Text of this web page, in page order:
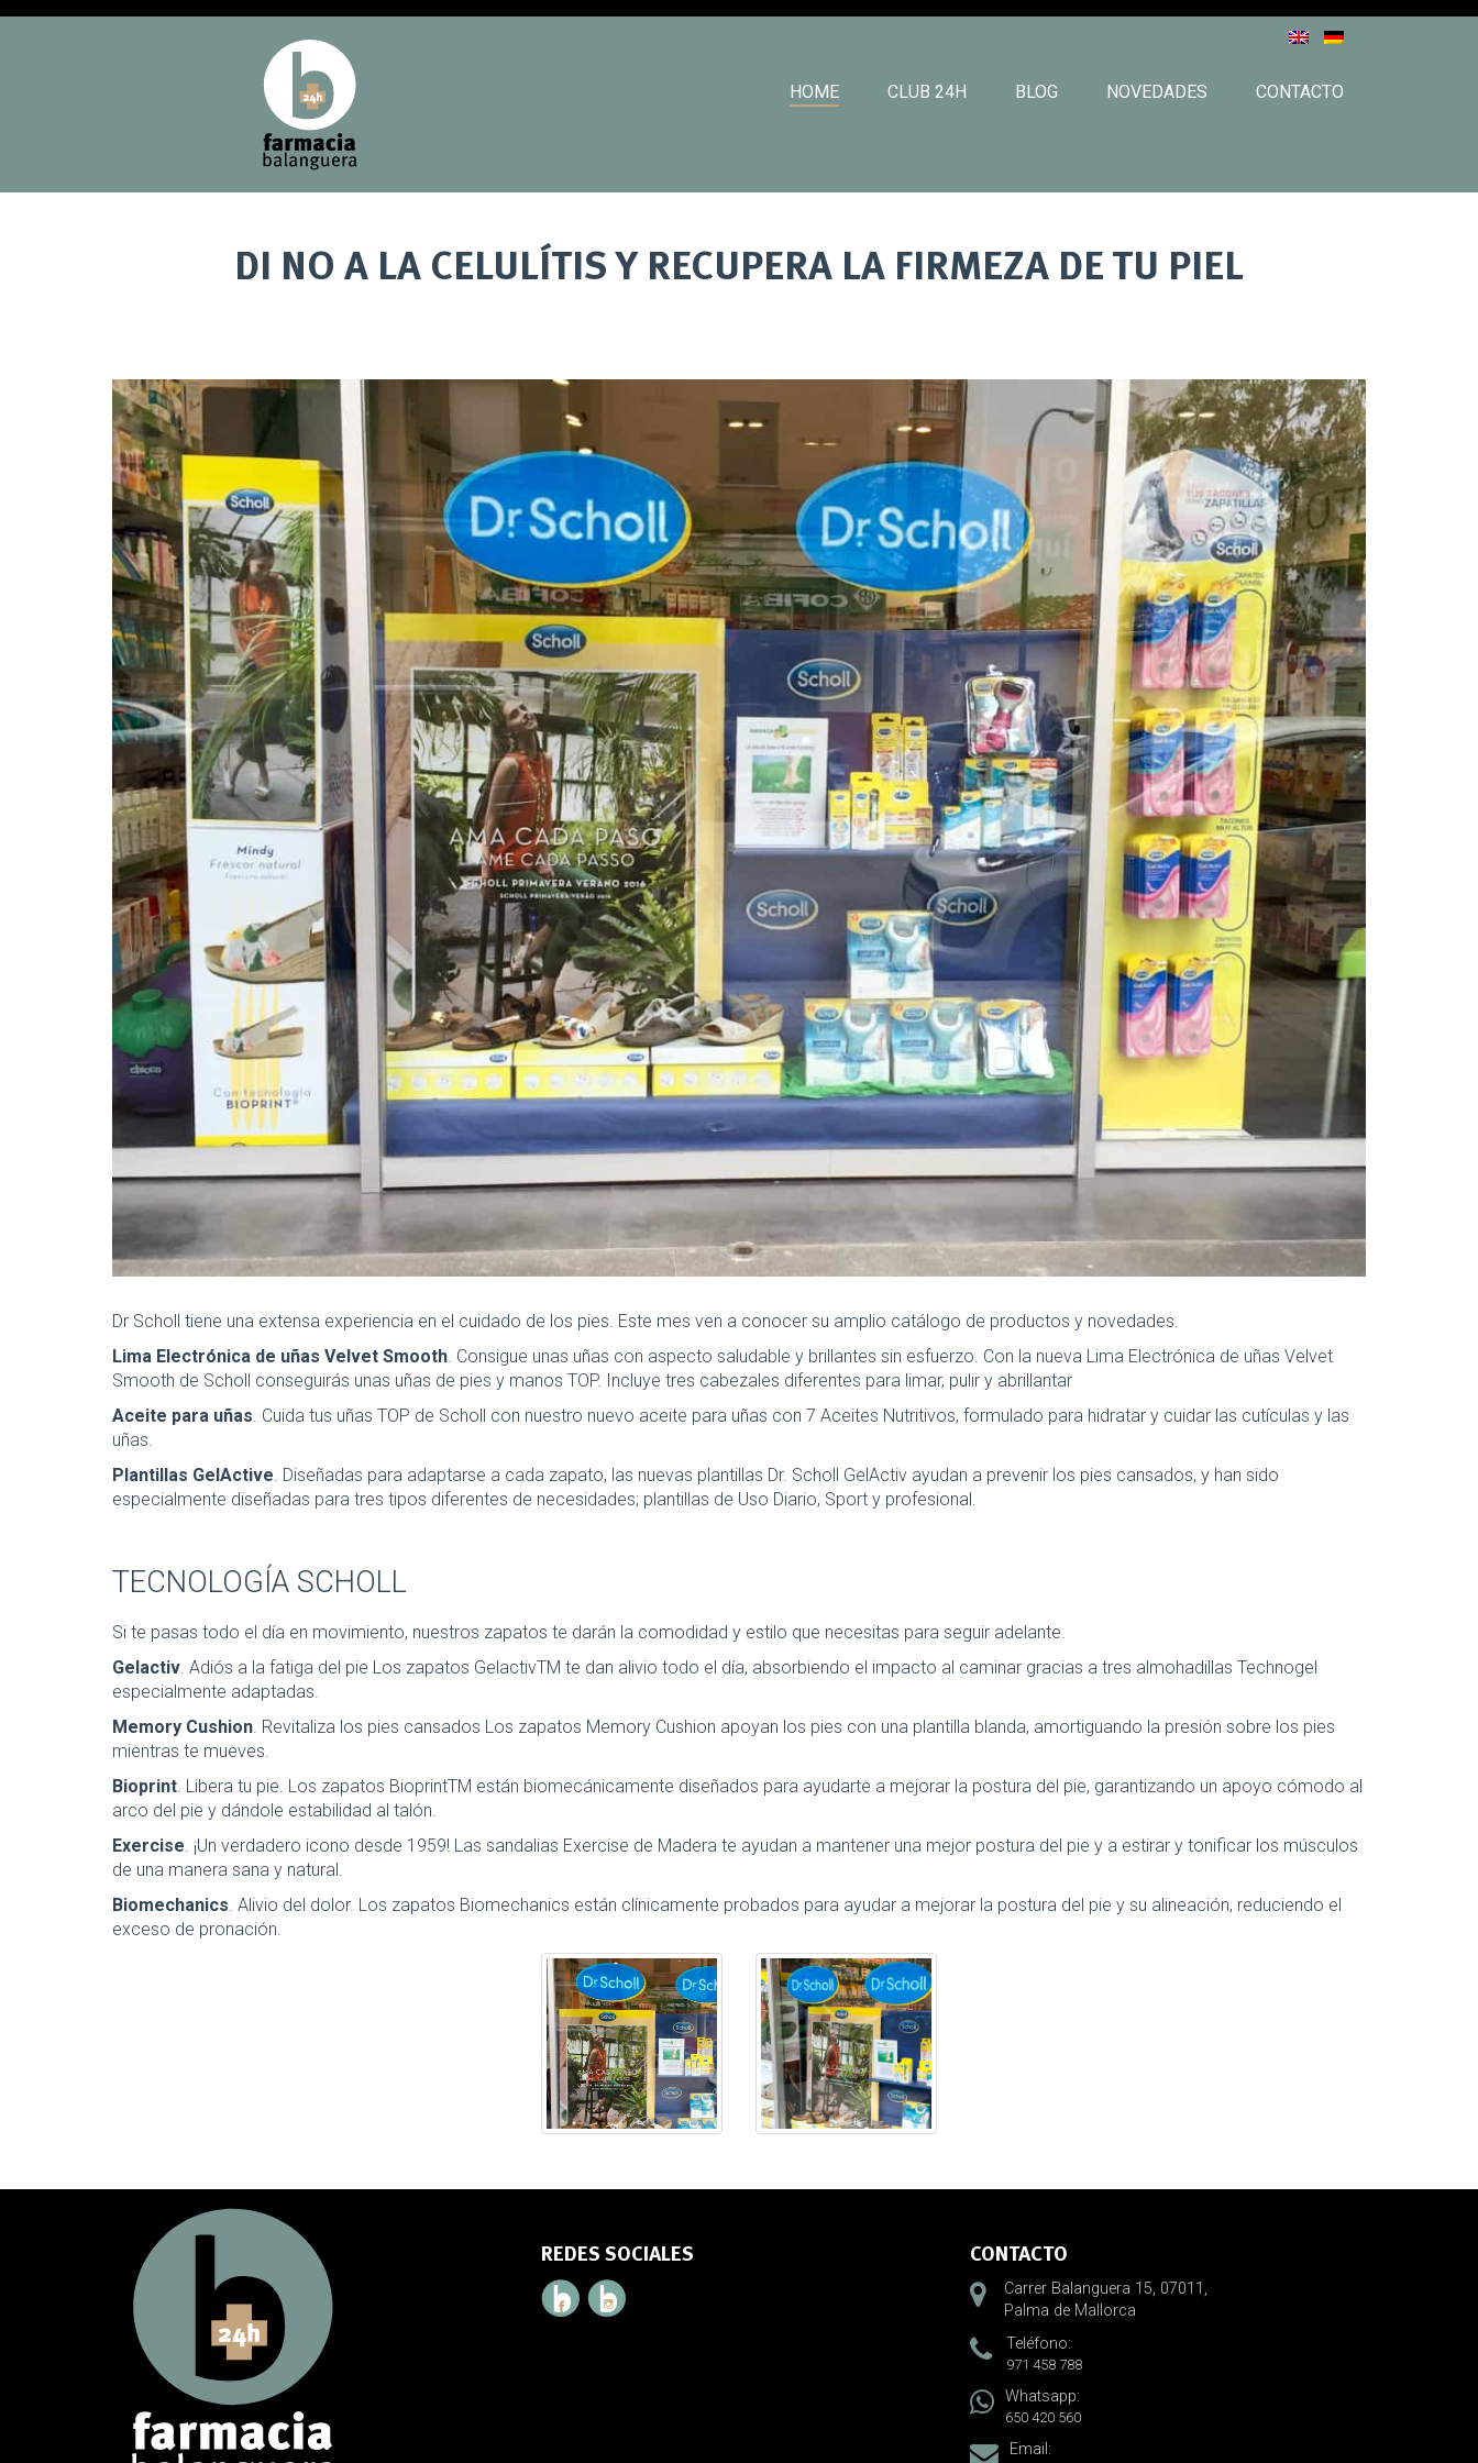
HOME CLUB 24H BLOG NOVEDADES CONTACTO
DI NO A LA CELULÍTIS Y RECUPERA LA FIRMEZA DE TU PIEL
Dr Scholl tiene una extensa experiencia en el cuidado de los pies. Este mes ven a conocer su amplio catálogo de productos y novedades.
Lima Electrónica de uñas Velvet Smooth. Consigue unas uñas con aspecto saludable y brillantes sin esfuerzo. Con la nueva Lima Electrónica de uñas Velvet
Smooth de Scholl conseguirás unas uñas de pies y manos TOP. Incluye tres cabezales diferentes para limar, pulir y abrillantar
Aceite para uñas. Cuida tus uñas TOP de Scholl con nuestro nuevo aceite para uñas con 7 Aceites Nutritivos, formulado para hidratar y cuidar las cutículas y las
uñas.
Plantillas GelActive. Diseñadas para adaptarse a cada zapato, las nuevas plantillas Dr. Scholl GelActiv ayudan a prevenir los pies cansados, y han sido
especialmente diseñadas para tres tipos diferentes de necesidades; plantillas de Uso Diario, Sport y profesional.
TECNOLOGÍA SCHOLL
Si te pasas todo el día en movimiento, nuestros zapatos te darán la comodidad y estilo que necesitas para seguir adelante.
Gelactiv. Adiós a la fatiga del pie Los zapatos GelactivTM te dan alivio todo el día, absorbiendo el impacto al caminar gracias a tres almohadillas Technogel
especialmente adaptadas.
Memory Cushion. Revitaliza los pies cansados Los zapatos Memory Cushion apoyan los pies con una plantilla blanda, amortiguando la presión sobre los pies
mientras te mueves.
Bioprint. Libera tu pie. Los zapatos BioprintTM están biomecánicamente diseñados para ayudarte a mejorar la postura del pie, garantizando un apoyo cómodo al
arco del pie y dándole estabilidad al talón.
Exercise. ¡Un verdadero icono desde 1959! Las sandalias Exercise de Madera te ayudan a mantener una mejor postura del pie y a estirar y tonificar los músculos
de una manera sana y natural.
Biomechanics. Alivio del dolor. Los zapatos Biomechanics están clínicamente probados para ayudar a mejorar la postura del pie y su alineación, reduciendo el
exceso de pronación.
REDES SOCIALES CONTACTO
Carrer Balanguera 15, 07011,
Palma de Mallorca
Teléfono:
971 458 788
Whatsapp:
650 420 560
Email: